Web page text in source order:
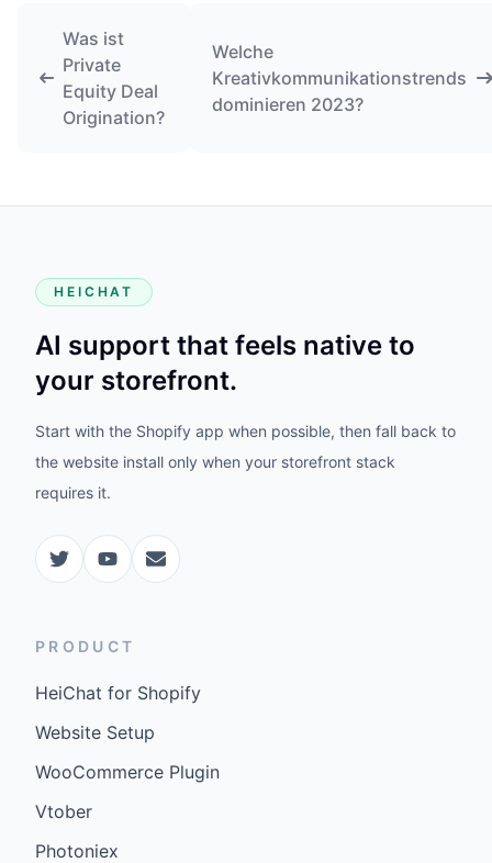
Was ist
Private
Equity Deal
Origination?
Welche
Kreativkommunikationstrends
dominieren 2023?
HEICHAT
AI support that feels native to
your storefront.
Start with the Shopify app when possible, then fall back to
the website install only when your storefront stack
requires it.
PRODUCT
HeiChat for Shopify
Website Setup
WooCommerce Plugin
Vtober
Photoniex